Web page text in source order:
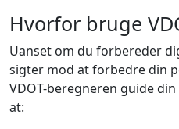
Hvorfor bruge
Uanset om du forbereder
sigter mod at forbedre din
VDOT-beregneren guide
at: